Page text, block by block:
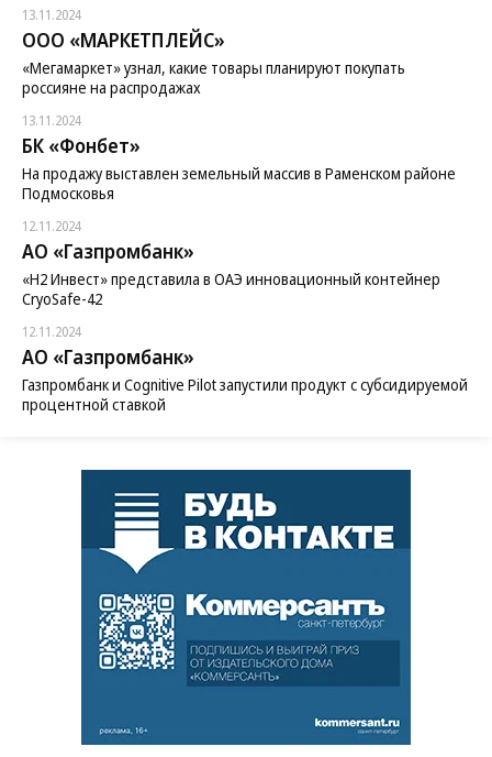
13.11.2024
ООО «МАРКЕТПЛЕЙС»
«Мегамаркет» узнал, какие товары планируют покупать
россияне на распродажах
13.11.2024
БК «Фонбет»
На продажу выставлен земельный массив в Раменском районе
Подмосковья
12.11.2024
АО «Газпромбанк»
«H2 Инвест» представила в ОАЭ инновационный контейнер
CryoSafe-42
12.11.2024
АО «Газпромбанк»
Газпромбанк и Cognitive Pilot запустили продукт с субсидируемой
процентной ставкой